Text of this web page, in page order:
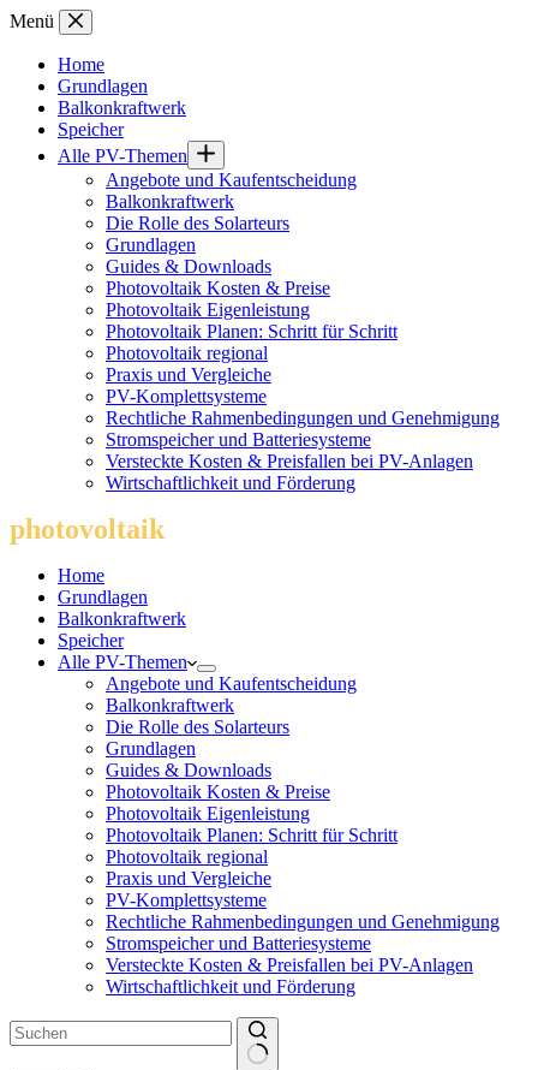
Zum
springen
Menü
Home
Grundlagen
Balkonkraftwerk
Speicher
Alle PV-Themen
Angebote und Kaufentscheidung
Balkonkraftwerk
Die Rolle des Solarteurs
Grundlagen
Guides & Downloads
Photovoltaik Kosten & Preise
Photovoltaik Eigenleistung
Photovoltaik Planen: Schritt für Schritt
Photovoltaik regional
Praxis und Vergleiche
PV-Komplettsysteme
Rechtliche Rahmenbedingungen und Genehmigung
Stromspeicher und Batteriesysteme
Versteckte Kosten & Preisfallen bei PV-Anlagen
Wirtschaftlichkeit und Förderung
photovoltaik
Home
Grundlagen
Balkonkraftwerk
Speicher
Alle PV-Themen
Angebote und Kaufentscheidung
Balkonkraftwerk
Die Rolle des Solarteurs
Grundlagen
Guides & Downloads
Photovoltaik Kosten & Preise
Photovoltaik Eigenleistung
Photovoltaik Planen: Schritt für Schritt
Photovoltaik regional
Praxis und Vergleiche
PV-Komplettsysteme
Rechtliche Rahmenbedingungen und Genehmigung
Stromspeicher und Batteriesysteme
Versteckte Kosten & Preisfallen bei PV-Anlagen
Wirtschaftlichkeit und Förderung